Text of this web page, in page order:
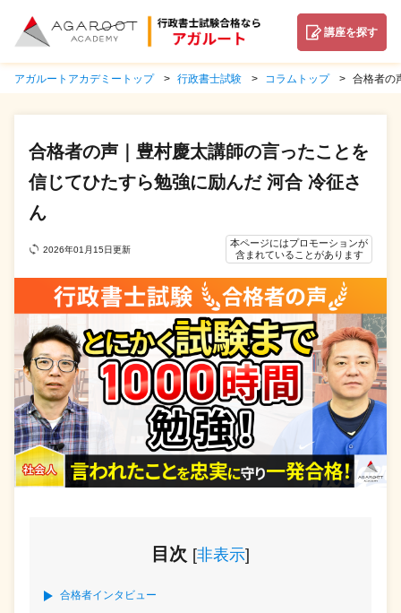
講座を探す
アガルートアカデミートップ 行政書士試験 コラムトップ 合格者の
合格者の声｜豊村慶太講師の言ったことを
信じてひたすら勉強に励んだ 河合 冷征さ
ん
2026年01月15日更新
本ページにはプロモーションが
含まれていることがあります
目次 [非表示]
合格者インタビュー